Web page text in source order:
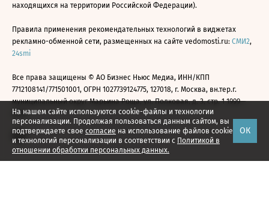
На нашем сайте используются cookie-файлы и технологии
персонализации. Продолжая пользоваться данным сайтом, вы
подтверждаете свое согласие на использование файлов cookie
и технологий персонализации в соответствии с Политикой в
отношении обработки персональных данных.
ОК
находящихся на территории Российской Федерации).
Правила применения рекомендательных технологий в виджетах
рекламно-обменной сети, размещенных на сайте vedomosti.ru: СМИ2,
24smi
Все права защищены © АО Бизнес Ньюс Медиа, ИНН/КПП
7712108141/771501001, ОГРН 1027739124775, 127018, г. Москва, вн.тер.г.
муниципальный округ Марьина Роща, ул. Полковая, д. 3, стр. 1 1999—
2026